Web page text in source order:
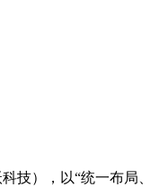
技），以“统一布局、